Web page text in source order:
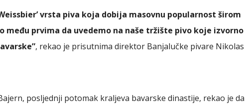
vrsta piva koja dobija masovnu popularnost širom
među prvima da uvedemo na naše tržište pivo koje izvorno
, rekao je prisutnima direktor Banjalučke pivare Nikolas
posljednji potomak kraljeva bavarske dinastije, rekao je da